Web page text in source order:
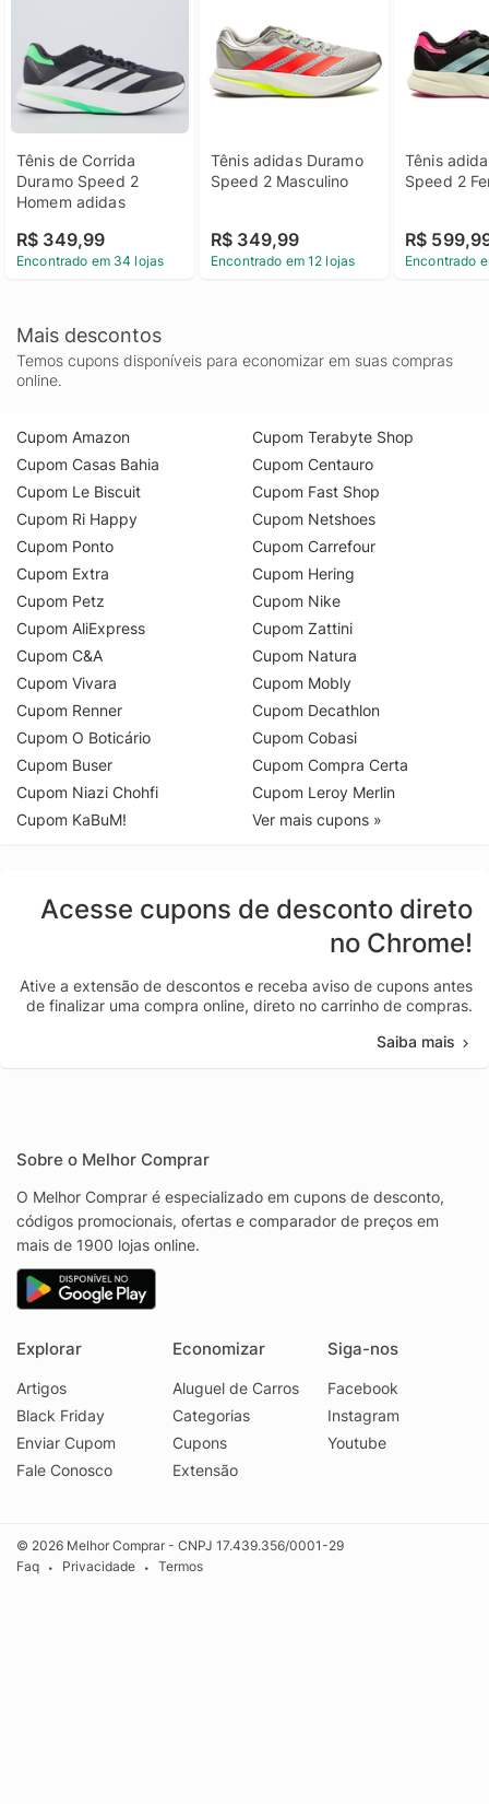
Tênis de Corrida
Duramo Speed 2
Homem adidas
R$ 349,99
Encontrado em 34 lojas
Tênis adidas Duramo
Speed 2 Masculino
R$ 349,99
Encontrado em 12 lojas
Tênis
Speed 2
R$
Encontrado
Mais descontos
Temos cupons disponíveis para economizar em suas compras
online.
Cupom Amazon
Cupom Casas Bahia
Cupom Le Biscuit
Cupom Ri Happy
Cupom Ponto
Cupom Extra
Cupom Petz
Cupom AliExpress
Cupom C&A
Cupom Vivara
Cupom Renner
Cupom O Boticário
Cupom Buser
Cupom Niazi Chohfi
Cupom KaBuM!
Cupom Terabyte Shop
Cupom Centauro
Cupom Fast Shop
Cupom Netshoes
Cupom Carrefour
Cupom Hering
Cupom Nike
Cupom Zattini
Cupom Natura
Cupom Mobly
Cupom Decathlon
Cupom Cobasi
Cupom Compra Certa
Cupom Leroy Merlin
Ver mais cupons »
Acesse cupons de desconto direto
no Chrome!
Ative a extensão de descontos e receba aviso de cupons antes
de finalizar uma compra online, direto no carrinho de compras.
Saiba mais
Sobre o Melhor Comprar
O Melhor Comprar é especializado em cupons de desconto,
códigos promocionais, ofertas e comparador de preços em
mais de 1900 lojas online.
Explorar
Artigos
Black Friday
Enviar Cupom
Fale Conosco
Economizar
Aluguel de Carros
Categorias
Cupons
Extensão
Siga-nos
Facebook
Instagram
Youtube
© 2026 Melhor Comprar - CNPJ 17.439.356/0001-29
Faq
• Privacidade • Termos